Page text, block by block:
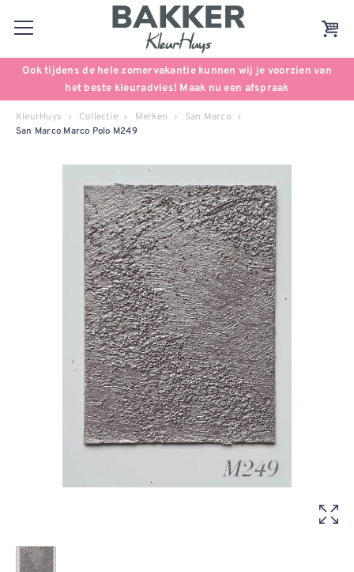
Ook tijdens de hele zomervakantie kunnen wij je voorzien van
het beste kleuradvies! Maak nu een afspraak
KleurHuys Collectie Merken San Marco
San Marco Marco Polo M249